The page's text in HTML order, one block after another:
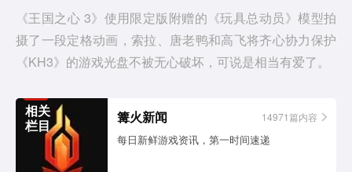
e
o
《王国之心 3》使用限定版附赠的《玩具总动员》模型拍
摄了一段定格动画，索拉、唐老鸭和高飞将齐心协力保护
《KH3》的游戏光盘不被无心破坏，可说是相当有爱了。
相关
栏目
篝火新闻 14971篇内容
每日新鲜游戏资讯，第一时间速递